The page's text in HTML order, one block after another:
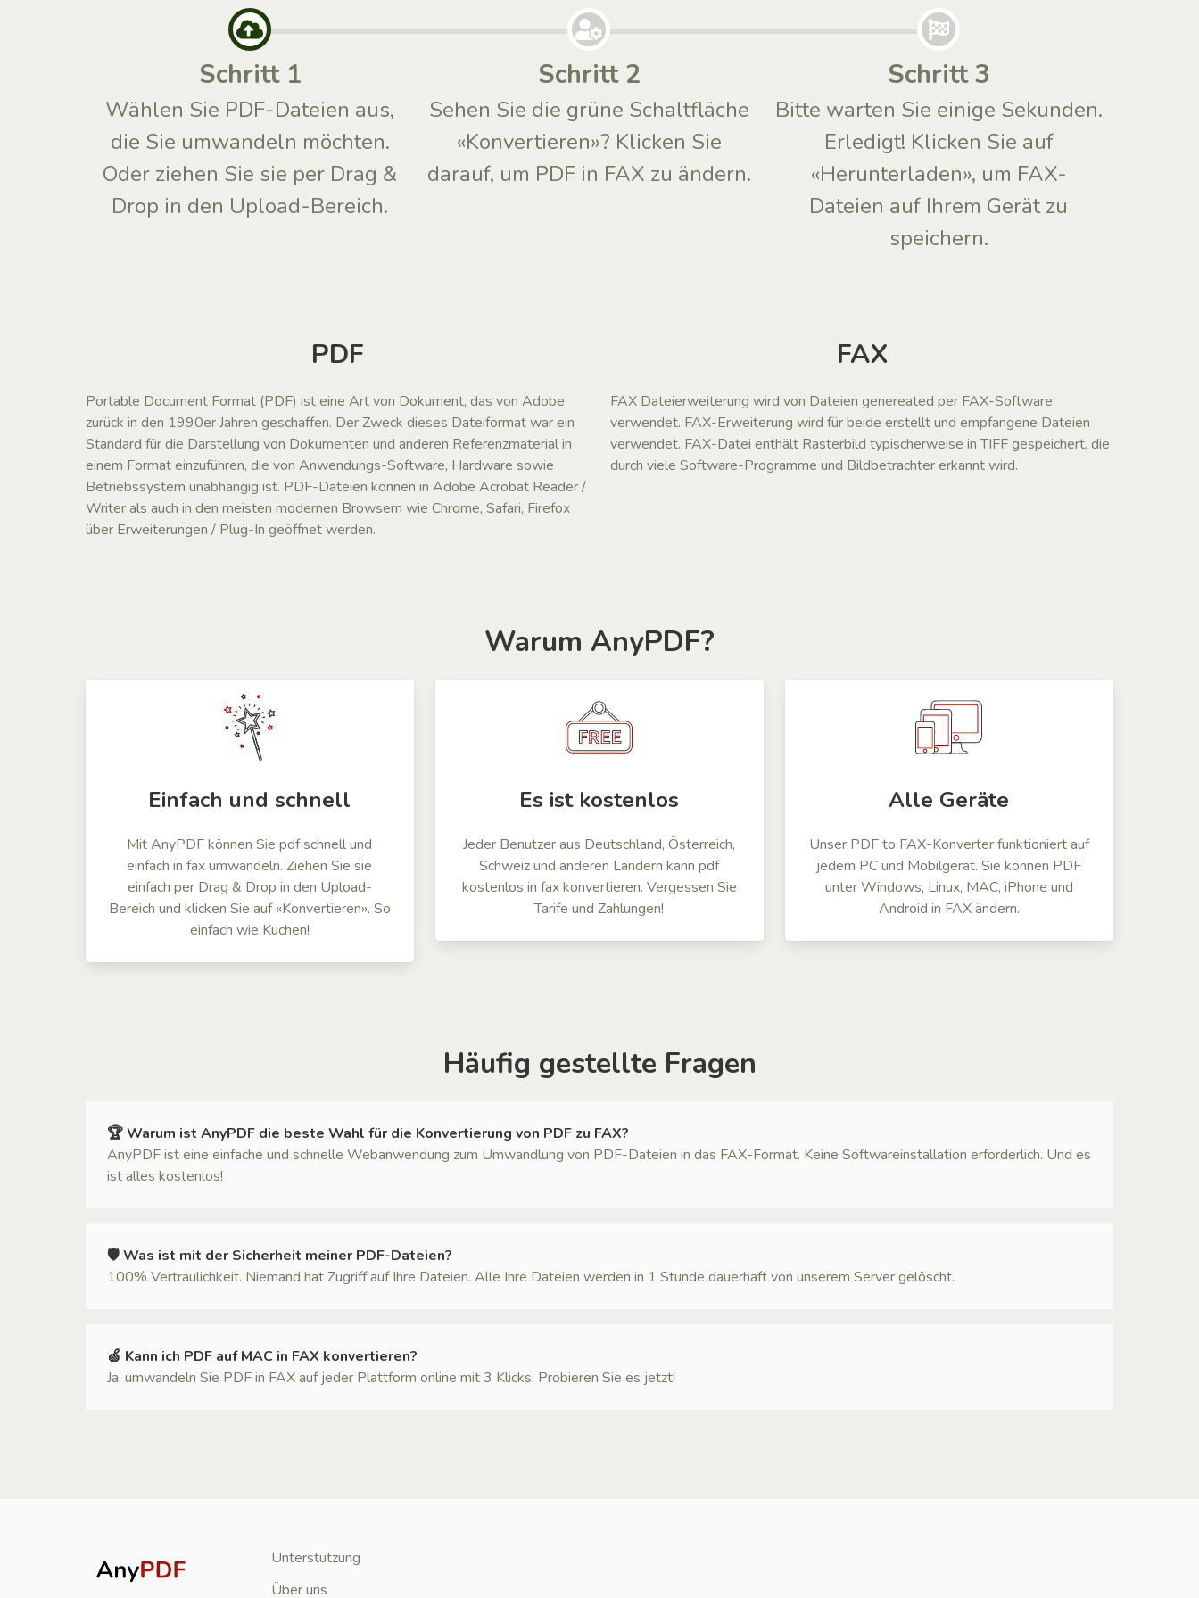
Schritt 1
Wählen Sie PDF-Dateien aus,
die Sie umwandeln möchten.
Oder ziehen Sie sie per Drag &
Drop in den Upload-Bereich.
Schritt 2
Sehen Sie die grüne Schaltfläche
«Konvertieren»? Klicken Sie
darauf, um PDF in FAX zu ändern.
Schritt 3
Bitte warten Sie einige Sekunden.
Erledigt! Klicken Sie auf
«Herunterladen», um FAX-
Dateien auf Ihrem Gerät zu
speichern.
PDF
Portable Document Format (PDF) ist eine Art von Dokument, das von Adobe
zurück in den 1990er Jahren geschaffen. Der Zweck dieses Dateiformat war ein
Standard für die Darstellung von Dokumenten und anderen Referenzmaterial in
einem Format einzuführen, die von Anwendungs-Software, Hardware sowie
Betriebssystem unabhängig ist. PDF-Dateien können in Adobe Acrobat Reader /
Writer als auch in den meisten modernen Browsern wie Chrome, Safari, Firefox
über Erweiterungen / Plug-In geöffnet werden.
FAX
FAX Dateierweiterung wird von Dateien genereated per FAX-Software
verwendet. FAX-Erweiterung wird für beide erstellt und empfangene Dateien
verwendet. FAX-Datei enthält Rasterbild typischerweise in TIFF gespeichert, die
durch viele Software-Programme und Bildbetrachter erkannt wird.
Warum AnyPDF?
Einfach und schnell
Mit AnyPDF können Sie pdf schnell und
einfach in fax umwandeln. Ziehen Sie sie
einfach per Drag & Drop in den Upload-
Bereich und klicken Sie auf «Konvertieren». So
einfach wie Kuchen!
Es ist kostenlos
Jeder Benutzer aus Deutschland, Österreich,
Schweiz und anderen Ländern kann pdf
kostenlos in fax konvertieren. Vergessen Sie
Tarife und Zahlungen!
Alle Geräte
Unser PDF to FAX-Konverter funktioniert auf
jedem PC und Mobilgerät. Sie können PDF
unter Windows, Linux, MAC, iPhone und
Android in FAX ändern.
Häufig gestellte Fragen
🏆 Warum ist AnyPDF die beste Wahl für die Konvertierung von PDF zu FAX?
AnyPDF ist eine einfache und schnelle Webanwendung zum Umwandlung von PDF-Dateien in das FAX-Format. Keine Softwareinstallation erforderlich. Und es
ist alles kostenlos!
🛡 Was ist mit der Sicherheit meiner PDF-Dateien?
100% Vertraulichkeit. Niemand hat Zugriff auf Ihre Dateien. Alle Ihre Dateien werden in 1 Stunde dauerhaft von unserem Server gelöscht.
🍏 Kann ich PDF auf MAC in FAX konvertieren?
Ja, umwandeln Sie PDF in FAX auf jeder Plattform online mit 3 Klicks. Probieren Sie es jetzt!
Unterstützung
Über uns